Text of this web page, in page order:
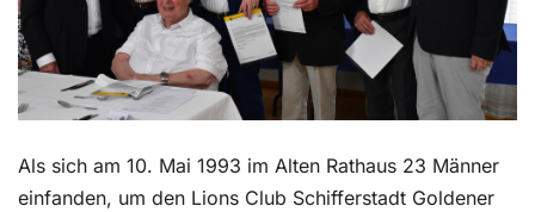
Als sich am 10. Mai 1993 im Alten Rathaus 23 Männer
einfanden, um den Lions Club Schifferstadt Goldener